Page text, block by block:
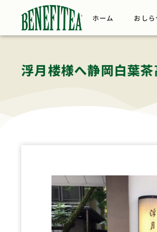
ホーム おしら
浮月楼様へ静岡白葉